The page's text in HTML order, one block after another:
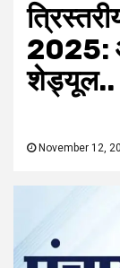
2025:
शेड्यूल..
November 12,